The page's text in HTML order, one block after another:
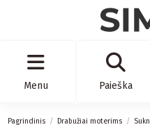
Menu Paieška
Pagrindinis Drabužiai moterims